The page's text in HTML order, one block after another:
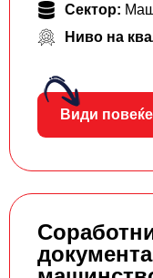
Сектор:
Ниво на
Види повеќе